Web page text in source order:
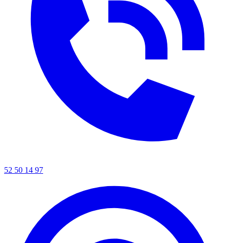
52 50 14 97